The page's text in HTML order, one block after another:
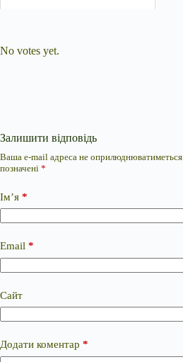
No votes yet.
Залишити відповідь
Ваша e-mail адреса не оприлюднюватиметься.
позначені *
Ім’я *
Email *
Сайт
Додати коментар *